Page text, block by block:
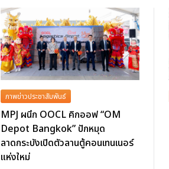
ภาพข่าวประชาสัมพันธ์
MPJ ผนึก OOCL คิกออฟ “OM
Depot Bangkok” ปักหมุด
ลาดกระบังเปิดตัวลานตู้คอนเทนเนอร์
แห่งใหม่